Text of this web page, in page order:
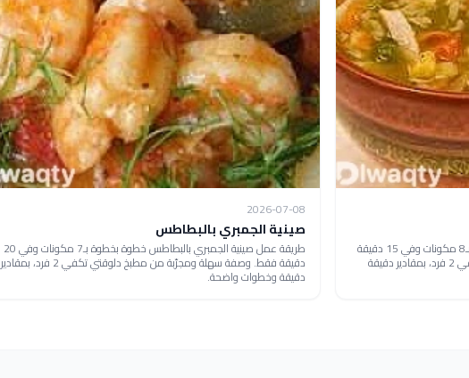
طريقة عمل شوربة الأرز والخضروات خطوة بخطوة بـ8 مكونات وفي 15 دقيقة
فقط. وصفة سهلة ومجرّبة من مطبخ دلوقتي تكفي 2 فرد، بمقادير دقيقة
2026-07-08
صينية الجمبري بالبطاطس
طريقة عمل صينية الجمبري بالبطاطس خطوة بخطوة بـ7 مكونات وفي 20
دقيقة فقط. وصفة سهلة ومجرّبة من مطبخ دلوقتي تكفي 2 فرد، بمقادير
دقيقة وخطوات واضحة.